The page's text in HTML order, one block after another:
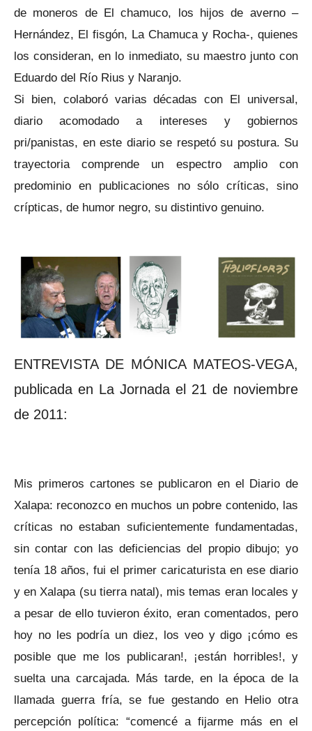
de moneros de El chamuco, los hijos de averno –
Hernández, El fisgón, La Chamuca y Rocha-, quienes
los consideran, en lo inmediato, su maestro junto con
Eduardo del Río Rius y Naranjo.
Si bien, colaboró varias décadas con El universal,
diario acomodado a intereses y gobiernos
pri/panistas, en este diario se respetó su postura. Su
trayectoria comprende un espectro amplio con
predominio en publicaciones no sólo críticas, sino
crípticas, de humor negro, su distintivo genuino.
ENTREVISTA DE MÓNICA MATEOS-VEGA,
publicada en La Jornada el 21 de noviembre
de 2011:
Mis primeros cartones se publicaron en el Diario de
Xalapa: reconozco en muchos un pobre contenido, las
críticas no estaban suficientemente fundamentadas,
sin contar con las deficiencias del propio dibujo; yo
tenía 18 años, fui el primer caricaturista en ese diario
y en Xalapa (su tierra natal), mis temas eran locales y
a pesar de ello tuvieron éxito, eran comentados, pero
hoy no les podría un diez, los veo y digo ¡cómo es
posible que me los publicaran!, ¡están horribles!, y
suelta una carcajada. Más tarde, en la época de la
llamada guerra fría, se fue gestando en Helio otra
percepción política: “comencé a fijarme más en el